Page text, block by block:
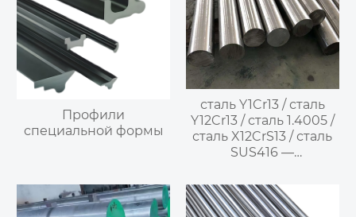
Профили
специальной формы
сталь Y1Cr13 / сталь
Y12Cr13 / сталь 1.4005 /
сталь X12CrS13 / сталь
SUS416 —
нержавеющая сталь